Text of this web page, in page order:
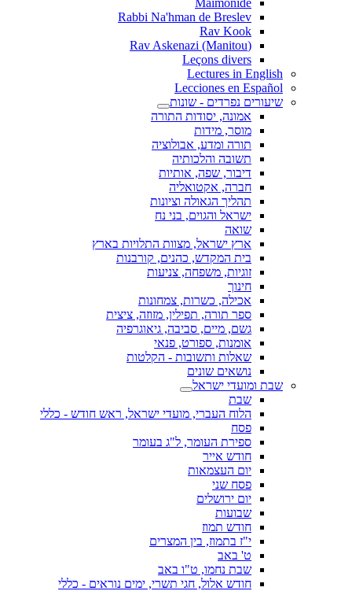
Maimonide
Rabbi Na'hman de Breslev
Rav Kook
(Rav Askenazi (Manitou
Leçons divers
Lectures in English
Lecciones en Español
שיעורים נפרדים - שונות
אמונה, יסודות התורה
מוסר, מידות
תורה ומדע, אבולוציה
תשובה והלכותיה
דיבור, שפה, אותיות
חברה, אקטואליה
תהליך הגאולה וציונות
ישראל והגוים, בני נח
שואה
ארץ ישראל, מצוות התלויות בארץ
בית המקדש, כהנים, קורבנות
זוגיות, משפחה, צניעות
חינוך
אכילה, כשרות, צמחונות
ספר תורה, תפילין, מזוזה, ציצית
גשם, מיים, סביבה, גיאוגרפיה
אומנות, ספורט, פנאי
שאלות ותשובות - הקלטות
נושאים שונים
שבת ומועדי ישראל
שבת
הלוח העברי, מועדי ישראל, ראש חודש - כללי
פסח
ספירת העומר, ל"ג בעומר
חודש אייר
יום העצמאות
פסח שני
יום ירושלים
שבועות
חודש תמוז
י"ז בתמוז, בין המצרים
ט' באב
שבת נחמו, ט"ו באב
חודש אלול, חגי תשרי, ימים נוראים - כללי